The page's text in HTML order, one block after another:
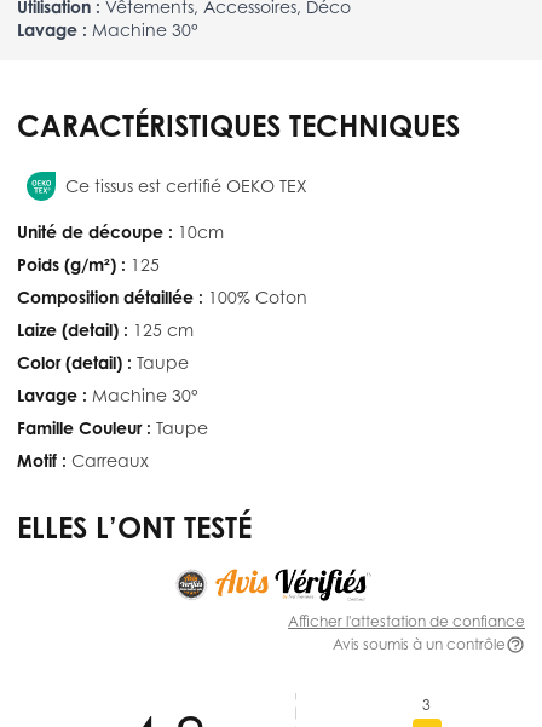
Utilisation : Vêtements, Accessoires, Déco
Lavage : Machine 30°
CARACTÉRISTIQUES TECHNIQUES
Ce tissus est certifié OEKO TEX
Unité de découpe : 10cm
Poids (g/m²) : 125
Composition détaillée : 100% Coton
Laize (detail) : 125 cm
Color (detail) : Taupe
Lavage : Machine 30°
Famille Couleur : Taupe
Motif : Carreaux
ELLES L’ONT TESTÉ
Afficher l'attestation de confiance
Avis soumis à un contrôle
3